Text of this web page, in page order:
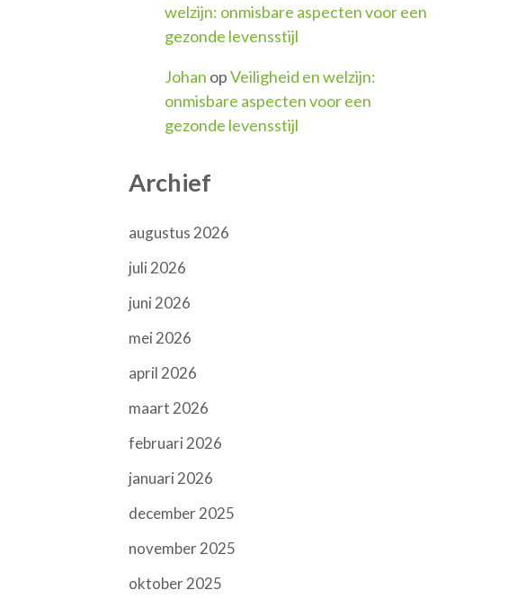
welzijn: onmisbare aspecten voor een
gezonde levensstijl
Johan opVeiligheid en welzijn:
onmisbare aspecten voor een
gezonde levensstijl
Archief
augustus 2026
juli 2026
juni 2026
mei 2026
april 2026
maart 2026
februari 2026
januari 2026
december 2025
november 2025
oktober 2025